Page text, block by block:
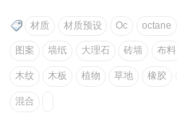
材质 材质预设 Oc octane
图案 墙纸 大理石 砖墙 布料
木纹 木板 植物 草地 橡胶
混合